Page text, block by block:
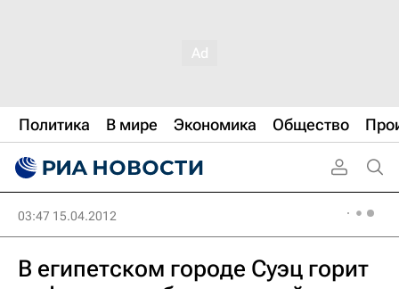
Политика В мире Экономика Общество
03:47 15.04.2012
В египетском городе Суэц горит